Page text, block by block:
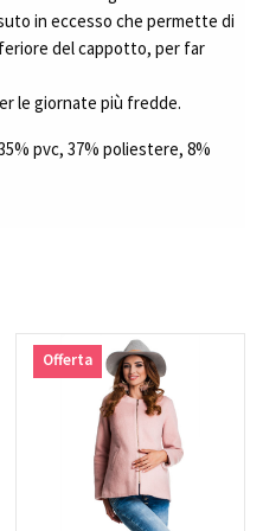
in eccesso che permette di
del cappotto, per far
le giornate più fredde.
pvc, 37% poliestere, 8%
Offerta